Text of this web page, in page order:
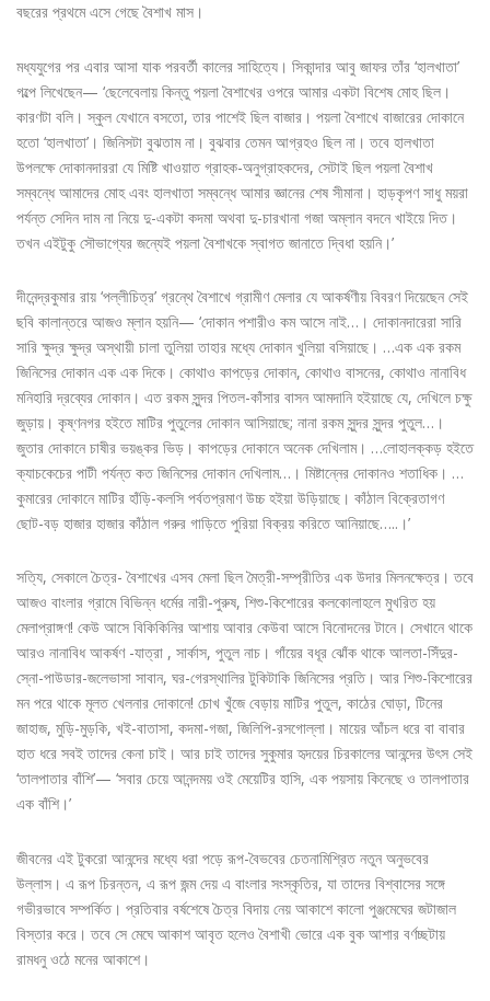
বছরের প্রথমে এসে গেছে বৈশাখ মাস।
মধ্যযুগের পর এবার আসা যাক পরবর্তী কালের সাহিত্যে। সিকান্দার আবু জাফর তাঁর ‘হালখাতা’
গল্পে লিখেছেন— ‘ছেলেবেলায় কিন্তু পয়লা বৈশাখের ওপরে আমার একটা বিশেষ মোহ ছিল।
কারণটা বলি। স্কুল যেখানে বসতো, তার পাশেই ছিল বাজার। পয়লা বৈশাখে বাজারের দোকানে
হতো ‘হালখাতা’। জিনিসটা বুঝতাম না। বুঝবার তেমন আগ্রহও ছিল না। তবে হালখাতা
উপলক্ষে দোকানদাররা যে মিষ্টি খাওয়াত গ্রাহক-অনুগ্রাহকদের, সেটাই ছিল পয়লা বৈশাখ
সম্বন্ধে আমাদের মোহ এবং হালখাতা সম্বন্ধে আমার জ্ঞানের শেষ সীমানা। হাড়কৃপণ সাধু ময়রা
পর্যন্ত সেদিন দাম না নিয়ে দু-একটা কদমা অথবা দু-চারখানা গজা অম্লান বদনে খাইয়ে দিত।
তখন এইটুকু সৌভাগ্যের জন্যেই পয়লা বৈশাখকে স্বাগত জানাতে দ্বিধা হয়নি।’
দীনেন্দ্রকুমার রায় ‘পল্লীচিত্র’ গ্রন্থে বৈশাখে গ্রামীণ মেলার যে আকর্ষণীয় বিবরণ দিয়েছেন সেই
ছবি কালান্তরে আজও ম্লান হয়নি— ‘দোকান পশারীও কম আসে নাই…। দোকানদারেরা সারি
সারি ক্ষুদ্র ক্ষুদ্র অস্থায়ী চালা তুলিয়া তাহার মধ্যে দোকান খুলিয়া বসিয়াছে। …এক এক রকম
জিনিসের দোকান এক এক দিকে। কোথাও কাপড়ের দোকান, কোথাও বাসনের, কোথাও নানাবিধ
মনিহারি দ্রব্যের দোকান। এত রকম সুন্দর পিতল-কাঁসার বাসন আমদানি হইয়াছে যে, দেখিলে চক্ষু
জুড়ায়। কৃষ্ণনগর হইতে মাটির পুতুলের দোকান আসিয়াছে; নানা রকম সুন্দর সুন্দর পুতুল…।
জুতার দোকানে চাষীর ভয়ঙ্কর ভিড়। কাপড়ের দোকানে অনেক দেখিলাম। …লোহালক্কড় হইতে
ক্যাচকেচের পাটী পর্যন্ত কত জিনিসের দোকান দেখিলাম…। মিষ্টান্নের দোকানও শতাধিক। …
কুমারের দোকানে মাটির হাঁড়ি-কলসি পর্বতপ্রমাণ উচ্চ হইয়া উড়িয়াছে। কাঁঠাল বিক্রেতাগণ
ছোট-বড় হাজার হাজার কাঁঠাল গরুর গাড়িতে পুরিয়া বিক্রয় করিতে আনিয়াছে…..।’
সত্যি, সেকালে চৈত্র- বৈশাখের এসব মেলা ছিল মৈত্রী-সম্প্রীতির এক উদার মিলনক্ষেত্র। তবে
আজও বাংলার গ্রামে বিভিন্ন ধর্মের নারী-পুরুষ, শিশু-কিশোরের কলকোলাহলে মুখরিত হয়
মেলাপ্রাঙ্গণ! কেউ আসে বিকিকিনির আশায় আবার কেউবা আসে বিনোদনের টানে। সেখানে থাকে
আরও নানাবিধ আকর্ষণ -যাত্রা , সার্কাস, পুতুল নাচ। গাঁয়ের বধূর ঝোঁক থাকে আলতা-সিঁদুর-
স্নো-পাউডার-জলেভাসা সাবান, ঘর-গেরস্থালির টুকিটাকি জিনিসের প্রতি। আর শিশু-কিশোরের
মন পরে থাকে মূলত খেলনার দোকানে! চোখ খুঁজে বেড়ায় মাটির পুতুল, কাঠের ঘোড়া, টিনের
জাহাজ, মুড়ি-মুড়কি, খই-বাতাসা, কদমা-গজা, জিলিপি-রসগোল্লা। মায়ের আঁচল ধরে বা বাবার
হাত ধরে সবই তাদের কেনা চাই। আর চাই তাদের সুকুমার হৃদয়ের চিরকালের আনন্দের উৎস সেই
‘তালপাতার বাঁশি’— ‘সবার চেয়ে আনন্দময় ওই মেয়েটির হাসি, এক পয়সায় কিনেছে ও তালপাতার
এক বাঁশি।’
জীবনের এই টুকরো আনন্দের মধ্যে ধরা পড়ে রূপ-বৈভবের চেতনামিশ্রিত নতুন অনুভবের
উল্লাস। এ রূপ চিরন্তন, এ রূপ জন্ম দেয় এ বাংলার সংস্কৃতির, যা তাদের বিশ্বাসের সঙ্গে
গভীরভাবে সম্পর্কিত। প্রতিবার বর্ষশেষে চৈত্র বিদায় নেয় আকাশে কালো পুঞ্জমেঘের জটাজাল
বিস্তার করে। তবে সে মেঘে আকাশ আবৃত হলেও বৈশাখী ভোরে এক বুক আশার বর্ণচ্ছটায়
রামধনু ওঠে মনের আকাশে।